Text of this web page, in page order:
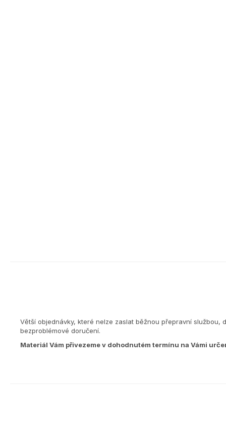
Větší objednávky, které nelze zaslat běžnou přepravní službou,
bezproblémové doručení.
Materiál Vám přivezeme v dohodnutém termínu na Vámi